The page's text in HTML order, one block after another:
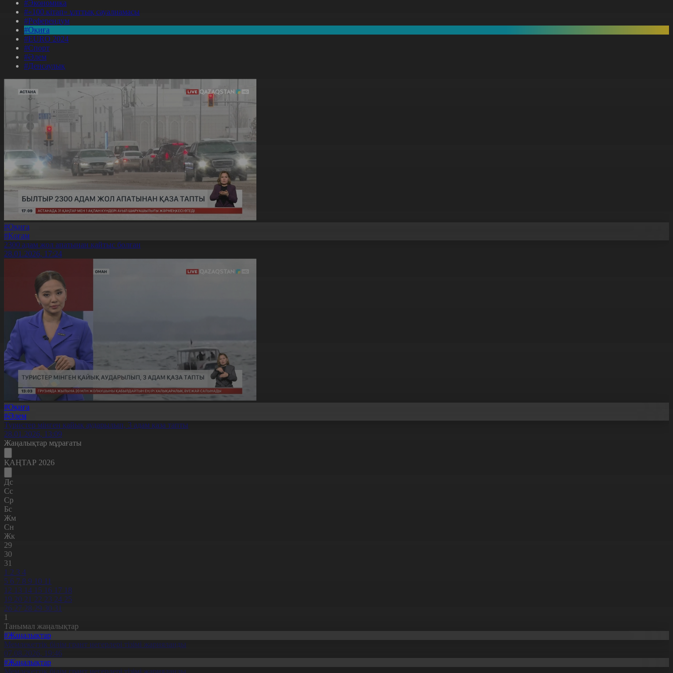
#Экономика
#«100 кітап» ұлттық сауалнамасы
#Референдум
#Оқиға
#EURO 2024
#Спорт
#Әлем
#Денсаулық
#Оқиға
#Қоғам
2300 адам жол апатынан қайтыс болған
28.01.2026, 17:24
#Оқиға
#Әлем
Туристер мінген қайық аударылып, 3 адам қаза тапты
28.01.2026, 13:09
Жаңалықтар мұрағаты
ҚАҢТАР 2026
Дс
Сс
Ср
Бс
Жм
Сн
Жк
29
30
31
1 2 3 4
5 6 7 8 9 10 11
12 13 14 15 16 17 18
19 20 21 22 23 24 25
26 27 28 29 30 31
1
Танымал жаңалықтар
#Жаңалықтар
Мемлекеттік білім грант иегерлері тізімі жарияланды
07.08.2026, 19:46
#Жаңалықтар
Мемлекеттік білім грант иегерлері тізімі жарияланды